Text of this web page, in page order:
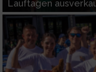
Lauftagen